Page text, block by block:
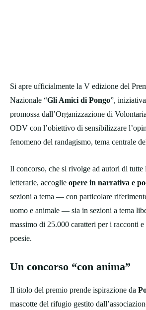
Si apre ufficialmente la V edizione del
Nazionale “Gli Amici di Pongo”,
promossa dall’Organizzazione di
ODV con l’obiettivo di sensibilizzare
fenomeno del randagismo, tema centrale
Il concorso, che si rivolge ad autori di tutte
letterarie, accoglie opere in narrativa e
sezioni a tema — con particolare
uomo e animale — sia in sezioni a tema
massimo di 25.000 caratteri per i racconti
poesie.
Un concorso “con anima”
Il titolo del premio prende ispirazione da
mascotte del rifugio gestito